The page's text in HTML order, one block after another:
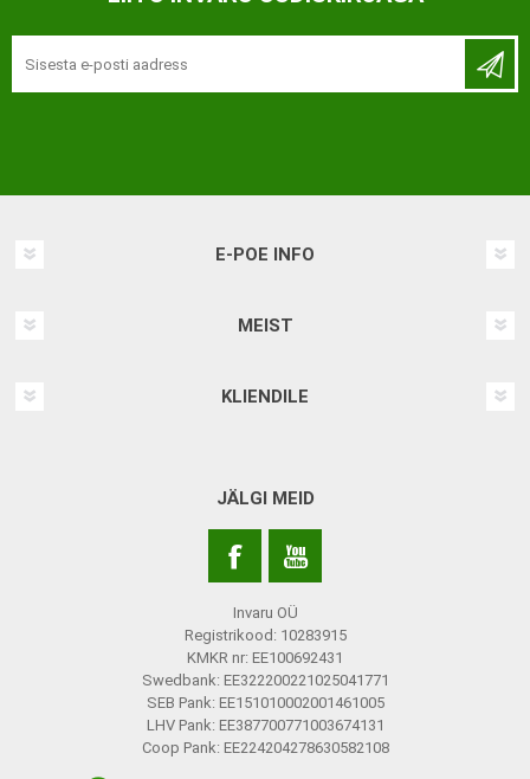
E-POE INFO
MEIST
KLIENDILE
JÄLGI MEID
Invaru OÜ
Registrikood: 10283915
KMKR nr: EE100692431
Swedbank: EE322200221025041771
SEB Pank: EE151010002001461005
LHV Pank: EE387700771003674131
Coop Pank: EE224204278630582108